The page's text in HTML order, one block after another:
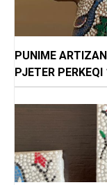
PUNIME
PJETER PERKEQI